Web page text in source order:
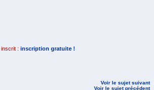
: inscription gratuite !
Voir le sujet suivant
Voir le sujet précédent